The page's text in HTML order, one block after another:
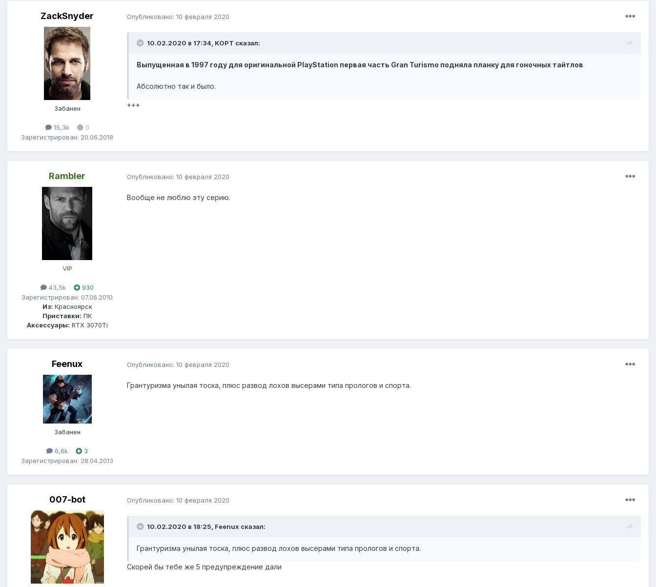
ZackSnyder
Забанен
15,3k
0
Зарегистрирован: 20.06.2018
Опубликовано: 10 февраля 2020
10.02.2020 в 17:34, KOPT сказал:
Выпущенная в 1997 году для оригинальной PlayStation первая часть Gran Turismo подняла планку для гоночных тайтлов
Абсолютно так и было.
+++
Rambler
VIP
43,5k
930
Зарегистрирован: 07.06.2010
Из: Красноярск
Приставки: ПК
Аксессуары: RTX 3070Ti
Опубликовано: 10 февраля 2020
Вообще не люблю эту серию.
Feenux
Забанен
6,6k
3
Зарегистрирован: 28.04.2013
Опубликовано: 10 февраля 2020
Грантуризма унылая тоска, плюс развод лохов высерами типа прологов и спорта.
007-bot Опубликовано: 10 февраля 2020
10.02.2020 в 18:25, Feenux сказал:
Грантуризма унылая тоска, плюс развод лохов высерами типа прологов и спорта.
Скорей бы тебе же 5 предупреждение дали